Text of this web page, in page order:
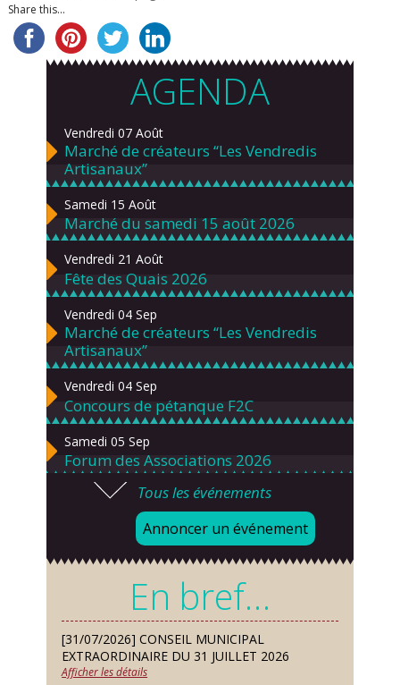
Share this...
AGENDA
Vendredi 07 Août
Marché de créateurs “Les Vendredis
Artisanaux”
Samedi 15 Août
Marché du samedi 15 août 2026
Vendredi 21 Août
Fête des Quais 2026
Vendredi 04 Sep
Marché de créateurs “Les Vendredis
Artisanaux”
Vendredi 04 Sep
Concours de pétanque F2C
Samedi 05 Sep
Forum des Associations 2026
Lundi 07 Sep
Danses solo et en couple – cours
d’essai gratuit
Mardi 08 Sep
Chorale À travers chants
Samedi 12 Sep
Défi de pêche aux leurres (concept
lure house)
Tous les événements
Annoncer un événement
En bref…
[31/07/2026] CONSEIL MUNICIPAL
EXTRAORDINAIRE DU 31 JUILLET 2026
Afficher les détails